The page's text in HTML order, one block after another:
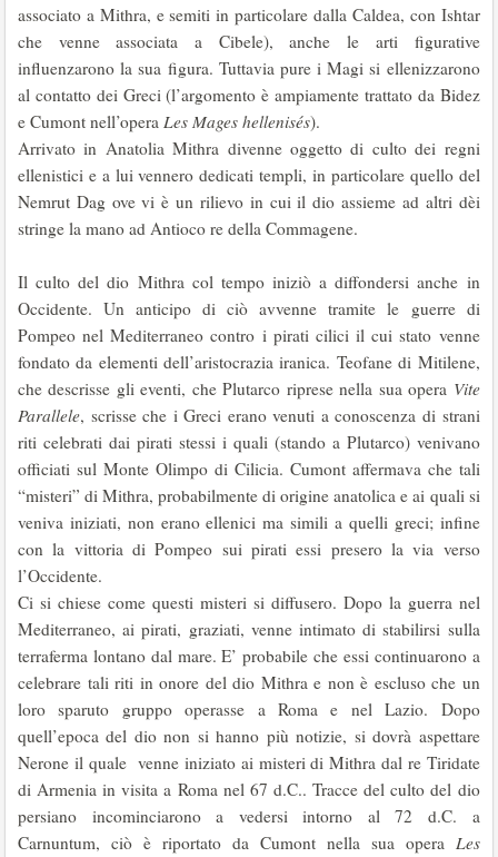
associato a Mithra, e semiti in particolare dalla Caldea, con Ishtar
che venne associata a Cibele), anche le arti figurative
influenzarono la sua figura. Tuttavia pure i Magi si ellenizzarono
al contatto dei Greci (l’argomento è ampiamente trattato da Bidez
e Cumont nell’opera Les Mages hellenisés).
Arrivato in Anatolia Mithra divenne oggetto di culto dei regni
ellenistici e a lui vennero dedicati templi, in particolare quello del
Nemrut Dag ove vi è un rilievo in cui il dio assieme ad altri dèi
stringe la mano ad Antioco re della Commagene.
Il culto del dio Mithra col tempo iniziò a diffondersi anche in
Occidente. Un anticipo di ciò avvenne tramite le guerre di
Pompeo nel Mediterraneo contro i pirati cilici il cui stato venne
fondato da elementi dell’aristocrazia iranica. Teofane di Mitilene,
che descrisse gli eventi, che Plutarco riprese nella sua opera Vite
Parallele, scrisse che i Greci erano venuti a conoscenza di strani
riti celebrati dai pirati stessi i quali (stando a Plutarco) venivano
officiati sul Monte Olimpo di Cilicia. Cumont affermava che tali
“misteri” di Mithra, probabilmente di origine anatolica e ai quali si
veniva iniziati, non erano ellenici ma simili a quelli greci; infine
con la vittoria di Pompeo sui pirati essi presero la via verso
l’Occidente.
Ci si chiese come questi misteri si diffusero. Dopo la guerra nel
Mediterraneo, ai pirati, graziati, venne intimato di stabilirsi sulla
terraferma lontano dal mare. E’ probabile che essi continuarono a
celebrare tali riti in onore del dio Mithra e non è escluso che un
loro sparuto gruppo operasse a Roma e nel Lazio. Dopo
quell’epoca del dio non si hanno più notizie, si dovrà aspettare
Nerone il quale venne iniziato ai misteri di Mithra dal re Tiridate
di Armenia in visita a Roma nel 67 d.C.. Tracce del culto del dio
persiano incominciarono a vedersi intorno al 72 d.C. a
Carnuntum, ciò è riportato da Cumont nella sua opera Les